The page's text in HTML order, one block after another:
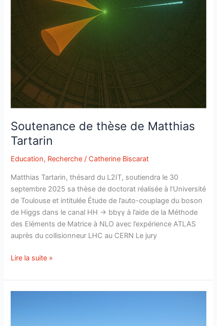
Stephen
Hawking
passe
le
test.
Soutenance de thèse de Matthias
Tartarin
Education, Recherche / Catherine Biscarat
Matthias Tartarin, thésard du L2IT, soutiendra le 30
septembre 2025 sa thèse de doctorat réalisée à l’Université
de Toulouse et intitulée Étude de l’auto-couplage du boson
de Higgs dans le canal HH → bbγγ à l’aide de la Méthode
des Eléments de Matrice à NLO avec l’expérience ATLAS
auprès du collisionneur LHC au CERN Le jury
Soutenance
thèse
de
Lire la suite »